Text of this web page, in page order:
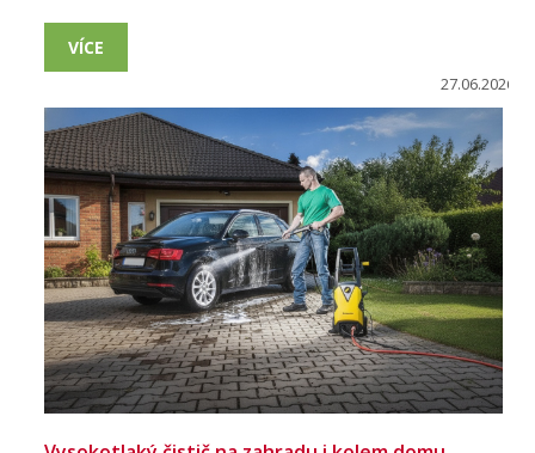
27.06.2026
VÍCE